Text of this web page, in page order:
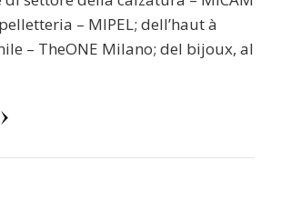
– MIPEL; dell’haut à
– TheONE Milano; del bijoux, al